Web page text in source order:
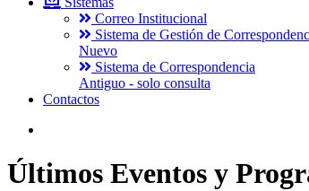
Correo Institucional
Sistema de Gestión de
Nuevo
Sistema de Correspondencia
Antiguo - solo consulta
Contactos
Últimos Eventos y